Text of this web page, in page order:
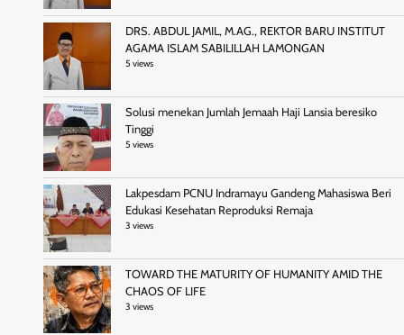
DRS. ABDUL JAMIL, M.AG., REKTOR BARU INSTITUT
AGAMA ISLAM SABILILLAH LAMONGAN
5 views
Solusi menekan Jumlah Jemaah Haji Lansia beresiko
Tinggi
5 views
Lakpesdam PCNU Indramayu Gandeng Mahasiswa Beri
Edukasi Kesehatan Reproduksi Remaja
3 views
TOWARD THE MATURITY OF HUMANITY AMID THE
CHAOS OF LIFE
3 views